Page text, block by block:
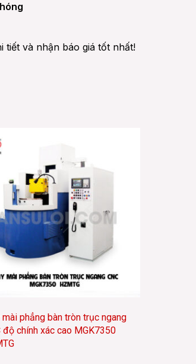
tiết và nhận báo giá tốt nhất!
mài phẳng bàn tròn trục ngang
độ chính xác cao MGK7350